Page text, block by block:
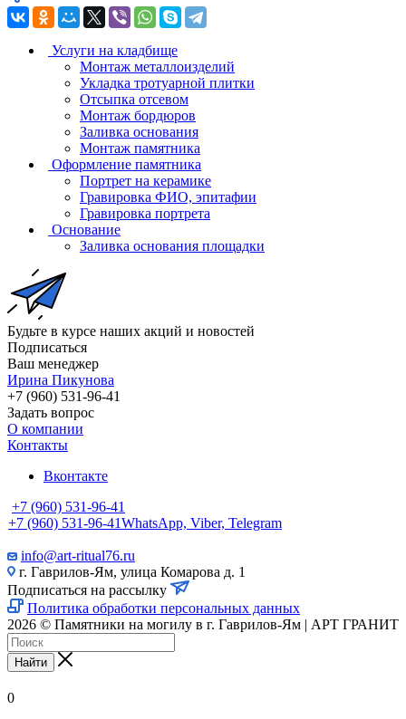
Услуги на кладбище
Монтаж металлоизделий
Укладка тротуарной плитки
Отсыпка отсевом
Монтаж бордюров
Заливка основания
Монтаж памятника
Оформление памятника
Портрет на керамике
Гравировка ФИО, эпитафии
Гравировка портрета
Основание
Заливка основания площадки
Будьте в курсе наших акций и новостей
Подписаться
Ваш менеджер
Ирина Пикунова
+7 (960) 531-96-41
Задать вопрос
О компании
Контакты
Вконтакте
+7 (960) 531-96-41
+7 (960) 531-96-41WhatsApp, Viber, Telegram
info@art-ritual76.ru
г. Гаврилов-Ям, улица Комарова д. 1
Подписаться на рассылку
Политика обработки персональных данных
2026 © Памятники на могилу в г. Гаврилов-Ям | АРТ ГРАНИТ
Найти
0